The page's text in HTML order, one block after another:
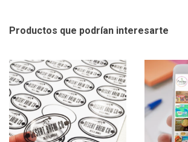
Productos que podrían interesarte